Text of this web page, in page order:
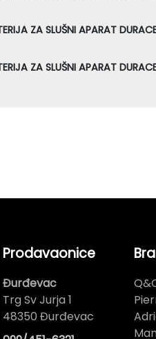
ZA SLUŠNI APARAT
ZA SLUŠNI APARAT
Prodavaonice
Đurđevac
Trg Sv Jurja 1
48350 Đurđevac